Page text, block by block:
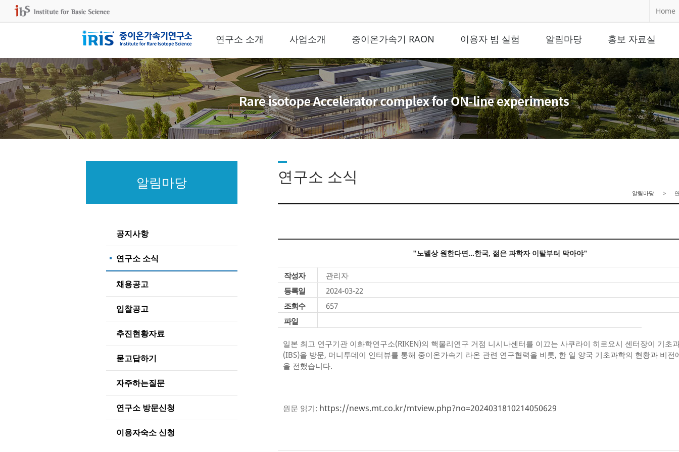
Home
연구소 소개 사업소개 중이온가속기 RAON 이용자 빔 실험 알림마당 홍보 자료실
알림마당
공지사항
연구소 소식
채용공고
입찰공고
추진현황자료
묻고답하기
자주하는질문
연구소 방문신청
이용자숙소 신청
연구소 소식
알림마당
"노벨상 원한다면…한국, 젊은 과학자 이탈부터 막아야"
작성자
관리자
등록일
2024-03-22
조회수
657
파일
일본 최고 연구기관 이화학연구소(RIKEN)의 핵물리연구 거점 니시나센터를 이끄는 사쿠라이 히로요시 센터장이 기초
(IBS)을 방문, 머니투데이 인터뷰를 통해 중이온가속기 라온 관련 연구협력을 비롯, 한 일 양국 기초과학의 현황과 비전
을 전했습니다.
원문 읽기: https://news.mt.co.kr/mtview.php?no=2024031810214050629